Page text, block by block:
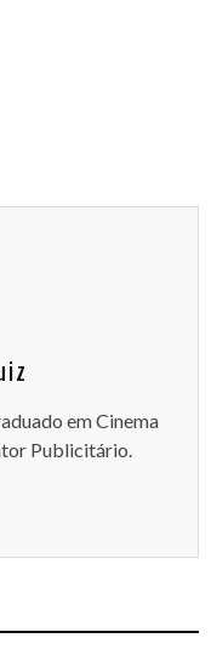
em Cinema
Publicitário.